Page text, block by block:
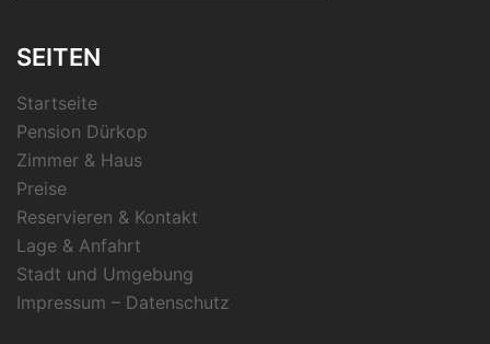
SEITEN
Startseite
Pension Dürkop
Zimmer & Haus
Preise
Reservieren & Kontakt
Lage & Anfahrt
Stadt und Umgebung
Impressum – Datenschutz